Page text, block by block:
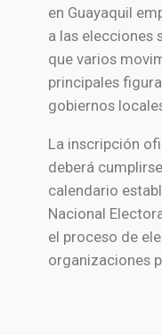
en Guayaquil
a las elecciones
que varios
principales
gobiernos
La inscripción
deberá
calendario
Nacional
el proceso de
organizaciones